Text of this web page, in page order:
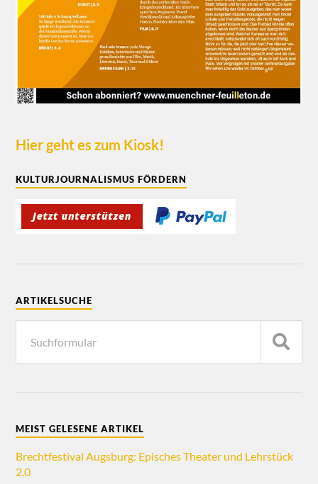
Hier geht es zum Kiosk!
KULTURJOURNALISMUS FÖRDERN
ARTIKELSUCHE
MEIST GELESENE ARTIKEL
Brechtfestival Augsburg: Episches Theater und Lehrstück
2.0